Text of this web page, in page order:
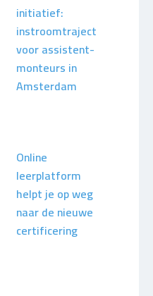
initiatief:
instroomtraject
voor assistent-
monteurs in
Amsterdam
Online
leerplatform
helpt je op weg
naar de nieuwe
certificering